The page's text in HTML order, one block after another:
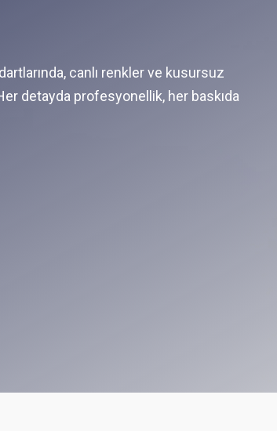
canlı renkler ve kusursuz
detayda profesyonellik, her baskıda